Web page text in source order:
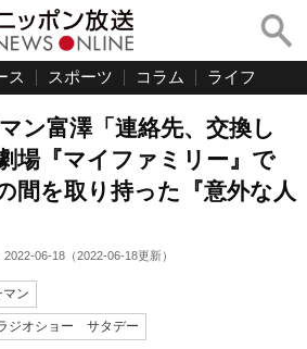
ス スポーツ コラム ライフ
ン富澤「連絡先、交換し
場『マイファミリー』で
間を取り持った『意外な人
2022-06-18 （2022-06-18更新）
マン
ジオショー サタデー